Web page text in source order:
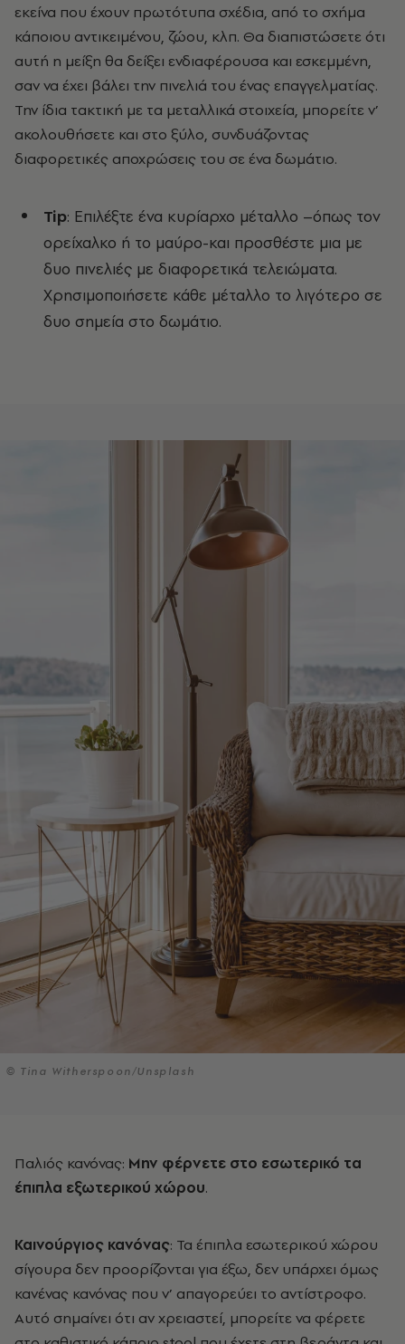
εκείνα που έχουν πρωτότυπα σχέδια, από το σχήμα
κάποιου αντικειμένου, ζώου, κλπ. Θα διαπιστώσετε ότι
αυτή η μείξη θα δείξει ενδιαφέρουσα και εσκεμμένη,
σαν να έχει βάλει την πινελιά του ένας επαγγελματίας.
Την ίδια τακτική με τα μεταλλικά στοιχεία, μπορείτε ν’
ακολουθήσετε και στο ξύλο, συνδυάζοντας
διαφορετικές αποχρώσεις του σε ένα δωμάτιο.
Tip: Επιλέξτε ένα κυρίαρχο μέταλλο –όπως τον
ορείχαλκο ή το μαύρο-και προσθέστε μια με
δυο πινελιές με διαφορετικά τελειώματα.
Χρησιμοποιήσετε κάθε μέταλλο το λιγότερο σε
δυο σημεία στο δωμάτιο.
© Tina Witherspoon/Unsplash
Παλιός κανόνας: Μην φέρνετε στο εσωτερικό τα
έπιπλα εξωτερικού χώρου.
Καινούργιος κανόνας: Τα έπιπλα εσωτερικού χώρου
σίγουρα δεν προορίζονται για έξω, δεν υπάρχει όμως
κανένας κανόνας που ν’ απαγορεύει το αντίστροφο.
Αυτό σημαίνει ότι αν χρειαστεί, μπορείτε να φέρετε